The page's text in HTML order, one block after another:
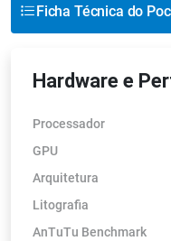
Ficha Técnica do
Hardware e
Processador
GPU
Arquitetura
Litografia
AnTuTu Benchmark